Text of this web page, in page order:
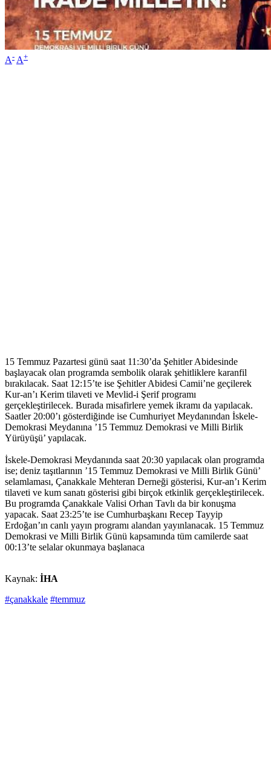
A- A+
15 Temmuz Pazartesi günü saat 11:30’da Şehitler Abidesinde
başlayacak olan programda sembolik olarak şehitliklere karanfil
bırakılacak. Saat 12:15’te ise Şehitler Abidesi Camii’ne geçilerek
Kur-an’ı Kerim tilaveti ve Mevlid-i Şerif programı
gerçekleştirilecek. Burada misafirlere yemek ikramı da yapılacak.
Saatler 20:00’ı gösterdiğinde ise Cumhuriyet Meydanından İskele-
Demokrasi Meydanına ’15 Temmuz Demokrasi ve Milli Birlik
Yürüyüşü’ yapılacak.
İskele-Demokrasi Meydanında saat 20:30 yapılacak olan programda
ise; deniz taşıtlarının ’15 Temmuz Demokrasi ve Milli Birlik Günü’
selamlaması, Çanakkale Mehteran Derneği gösterisi, Kur-an’ı Kerim
tilaveti ve kum sanatı gösterisi gibi birçok etkinlik gerçekleştirilecek.
Bu programda Çanakkale Valisi Orhan Tavlı da bir konuşma
yapacak. Saat 23:25’te ise Cumhurbaşkanı Recep Tayyip
Erdoğan’ın canlı yayın programı alandan yayınlanacak. 15 Temmuz
Demokrasi ve Milli Birlik Günü kapsamında tüm camilerde saat
00:13’te selalar okunmaya başlanaca
Kaynak: İHA
#çanakkale #temmuz